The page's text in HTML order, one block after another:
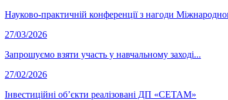
Науково-практичній конференції з нагоди
27/03/2026
Запрошуємо взяти участь у навчальному заході...
27/02/2026
Інвестиційні об’єкти реалізовані ДП «СЕТАМ»